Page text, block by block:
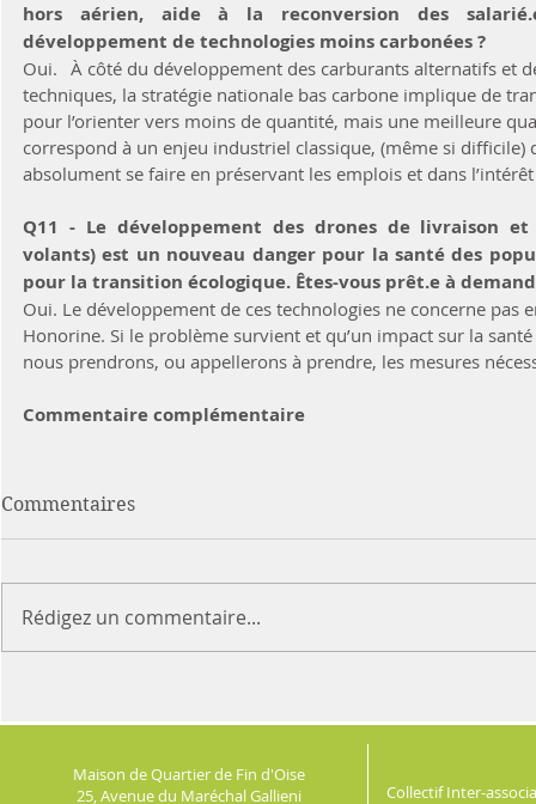
hors aérien, aide à la reconversion des salarié.e.s...) 	en
développement de technologies moins carbonées ?
Oui.	À côté du développement des carburants alternatifs et de l’optimisation des
techniques, la stratégie nationale bas carbone implique de
pour l’orienter vers moins de quantité, mais une meilleure
correspond à un enjeu industriel classique, (même si
absolument se faire en préservant les emplois et dans
Q11 - Le développement des drones de livraison
volants) est un nouveau danger pour la santé des
Oui. Le développement de ces technologies ne concerne pas
Honorine. Si le problème survient et qu’un impact sur la
nous prendrons, ou appellerons à prendre, les mesures
Commentaire complémentaire
Commentaires
Rédigez un commentaire...
Maison de Quartier de Fin d'Oise
25, Avenue du Maréchal Gallieni
Collectif Inter-